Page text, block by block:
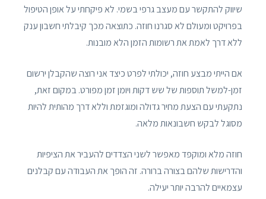
שיווק להתקשר עם מעצב גרפי בשמי. לא פיקחתי על אופן הטיפול
בפרויקט ומעולם לא סגרנו חוזה. כתוצאה מכך קיבלתי חשבון ענק
ללא דרך לאמת את רשומות הזמן הלא מובנות.
אם הייתי מבצע חוזה, יכולתי לפרט כיצד אני רוצה שהקבלן ירשום
זמן-למשל תוספות של שש דקות ויומן זמן מפורט. במקום זאת,
נתקעתי עם הצעת מחיר גדולה ומוגזמת וללא דרך מהותית להיות
מסוגל לבקש חשבונאות מלאה.
חוזה מלא ומוקפד מאפשר לשני הצדדים להעביר את הציפיות
והדרישות שלהם בצורה ברורה. זה הופך את העבודה עם קבלנים
עצמאיים להרבה יותר יעילה.